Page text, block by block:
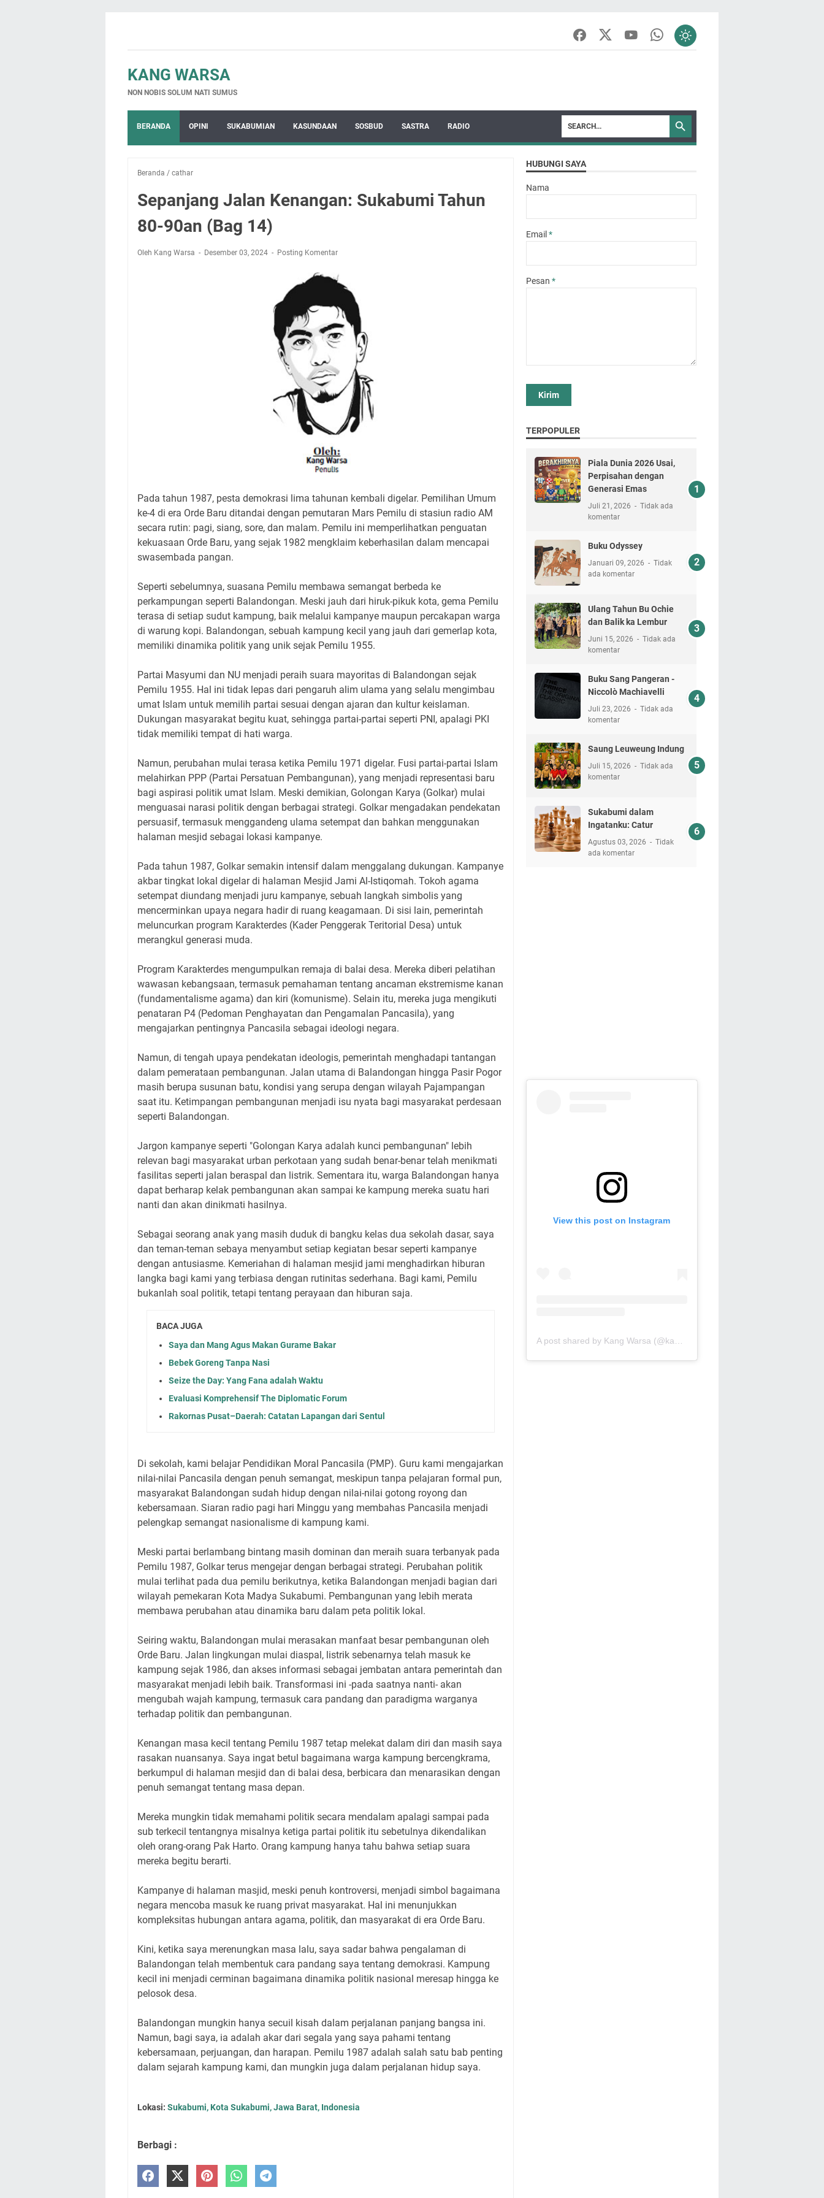
KANG WARSA
NON NOBIS SOLUM NATI SUMUS
BERANDA OPINI SUKABUMIAN KASUNDAAN SOSBUD SASTRA RADIO
Beranda / cathar
Sepanjang Jalan Kenangan: Sukabumi Tahun
80-90an (Bag 14)
Oleh Kang Warsa Desember 03, 2024 Posting Komentar
Pada tahun 1987, pesta demokrasi lima tahunan kembali digelar. Pemilihan Umum
ke-4 di era Orde Baru ditandai dengan pemutaran Mars Pemilu di stasiun radio AM
secara rutin: pagi, siang, sore, dan malam. Pemilu ini memperlihatkan penguatan
kekuasaan Orde Baru, yang sejak 1982 mengklaim keberhasilan dalam mencapai
swasembada pangan.
Seperti sebelumnya, suasana Pemilu membawa semangat berbeda ke
perkampungan seperti Balandongan. Meski jauh dari hiruk-pikuk kota, gema Pemilu
terasa di setiap sudut kampung, baik melalui kampanye maupun percakapan warga
di warung kopi. Balandongan, sebuah kampung kecil yang jauh dari gemerlap kota,
memiliki dinamika politik yang unik sejak Pemilu 1955.
Partai Masyumi dan NU menjadi peraih suara mayoritas di Balandongan sejak
Pemilu 1955. Hal ini tidak lepas dari pengaruh alim ulama yang selalu mengimbau
umat Islam untuk memilih partai sesuai dengan ajaran dan kultur keislaman.
Dukungan masyarakat begitu kuat, sehingga partai-partai seperti PNI, apalagi PKI
tidak memiliki tempat di hati warga.
Namun, perubahan mulai terasa ketika Pemilu 1971 digelar. Fusi partai-partai Islam
melahirkan PPP (Partai Persatuan Pembangunan), yang menjadi representasi baru
bagi aspirasi politik umat Islam. Meski demikian, Golongan Karya (Golkar) mulai
menguasai narasi politik dengan berbagai strategi. Golkar mengadakan pendekatan
persuasif, termasuk menggandeng ulama setempat dan bahkan menggunakan
halaman mesjid sebagai lokasi kampanye.
Pada tahun 1987, Golkar semakin intensif dalam menggalang dukungan. Kampanye
akbar tingkat lokal digelar di halaman Mesjid Jami Al-Istiqomah. Tokoh agama
setempat diundang menjadi juru kampanye, sebuah langkah simbolis yang
mencerminkan upaya negara hadir di ruang keagamaan. Di sisi lain, pemerintah
meluncurkan program Karakterdes (Kader Penggerak Teritorial Desa) untuk
merangkul generasi muda.
Program Karakterdes mengumpulkan remaja di balai desa. Mereka diberi pelatihan
wawasan kebangsaan, termasuk pemahaman tentang ancaman ekstremisme kanan
(fundamentalisme agama) dan kiri (komunisme). Selain itu, mereka juga mengikuti
penataran P4 (Pedoman Penghayatan dan Pengamalan Pancasila), yang
mengajarkan pentingnya Pancasila sebagai ideologi negara.
Namun, di tengah upaya pendekatan ideologis, pemerintah menghadapi tantangan
dalam pemerataan pembangunan. Jalan utama di Balandongan hingga Pasir Pogor
masih berupa susunan batu, kondisi yang serupa dengan wilayah Pajampangan
saat itu. Ketimpangan pembangunan menjadi isu nyata bagi masyarakat perdesaan
seperti Balandongan.
Jargon kampanye seperti "Golongan Karya adalah kunci pembangunan" lebih
relevan bagi masyarakat urban perkotaan yang sudah benar-benar telah menikmati
fasilitas seperti jalan beraspal dan listrik. Sementara itu, warga Balandongan hanya
dapat berharap kelak pembangunan akan sampai ke kampung mereka suatu hari
nanti dan akan dinikmati hasilnya.
Sebagai seorang anak yang masih duduk di bangku kelas dua sekolah dasar, saya
dan teman-teman sebaya menyambut setiap kegiatan besar seperti kampanye
dengan antusiasme. Kemeriahan di halaman mesjid jami menghadirkan hiburan
langka bagi kami yang terbiasa dengan rutinitas sederhana. Bagi kami, Pemilu
bukanlah soal politik, tetapi tentang perayaan dan hiburan saja.
BACA JUGA
Saya dan Mang Agus Makan Gurame Bakar
Bebek Goreng Tanpa Nasi
Seize the Day: Yang Fana adalah Waktu
Evaluasi Komprehensif The Diplomatic Forum
Rakornas Pusat–Daerah: Catatan Lapangan dari Sentul
Di sekolah, kami belajar Pendidikan Moral Pancasila (PMP). Guru kami mengajarkan
nilai-nilai Pancasila dengan penuh semangat, meskipun tanpa pelajaran formal pun,
masyarakat Balandongan sudah hidup dengan nilai-nilai gotong royong dan
kebersamaan. Siaran radio pagi hari Minggu yang membahas Pancasila menjadi
pelengkap semangat nasionalisme di kampung kami.
Meski partai berlambang bintang masih dominan dan meraih suara terbanyak pada
Pemilu 1987, Golkar terus mengejar dengan berbagai strategi. Perubahan politik
mulai terlihat pada dua pemilu berikutnya, ketika Balandongan menjadi bagian dari
wilayah pemekaran Kota Madya Sukabumi. Pembangunan yang lebih merata
membawa perubahan atau dinamika baru dalam peta politik lokal.
Seiring waktu, Balandongan mulai merasakan manfaat besar pembangunan oleh
Orde Baru. Jalan lingkungan mulai diaspal, listrik sebenarnya telah masuk ke
kampung sejak 1986, dan akses informasi sebagai jembatan antara pemerintah dan
masyarakat menjadi lebih baik. Transformasi ini -pada saatnya nanti- akan
mengubah wajah kampung, termasuk cara pandang dan paradigma warganya
terhadap politik dan pembangunan.
Kenangan masa kecil tentang Pemilu 1987 tetap melekat dalam diri dan masih saya
rasakan nuansanya. Saya ingat betul bagaimana warga kampung bercengkrama,
berkumpul di halaman mesjid dan di balai desa, berbicara dan menarasikan dengan
penuh semangat tentang masa depan.
Mereka mungkin tidak memahami politik secara mendalam apalagi sampai pada
sub terkecil tentangnya misalnya ketiga partai politik itu sebetulnya dikendalikan
oleh orang-orang Pak Harto. Orang kampung hanya tahu bahwa setiap suara
mereka begitu berarti.
Kampanye di halaman masjid, meski penuh kontroversi, menjadi simbol bagaimana
negara mencoba masuk ke ruang privat masyarakat. Hal ini menunjukkan
kompleksitas hubungan antara agama, politik, dan masyarakat di era Orde Baru.
Kini, ketika saya merenungkan masa lalu, saya sadar bahwa pengalaman di
Balandongan telah membentuk cara pandang saya tentang demokrasi. Kampung
kecil ini menjadi cerminan bagaimana dinamika politik nasional meresap hingga ke
pelosok desa.
Balandongan mungkin hanya secuil kisah dalam perjalanan panjang bangsa ini.
Namun, bagi saya, ia adalah akar dari segala yang saya pahami tentang
kebersamaan, perjuangan, dan harapan. Pemilu 1987 adalah salah satu bab penting
dalam sejarah kampung kami, dan mungkin juga dalam perjalanan hidup saya.
Lokasi: Sukabumi, Kota Sukabumi, Jawa Barat, Indonesia
Berbagi :
HUBUNGI SAYA
Nama
Email *
Pesan *
TERPOPULER
Piala Dunia 2026 Usai,
Perpisahan dengan
Generasi Emas
Juli 21, 2026
Tidak ada
komentar
Buku Odyssey
Januari 09, 2026
Tidak
ada komentar
Ulang Tahun Bu Ochie
dan Balik ka Lembur
Juni 15, 2026
Tidak ada
komentar
Buku Sang Pangeran -
Niccolò Machiavelli
Juli 23, 2026
Tidak ada
komentar
Saung Leuweung Indung
Juli 15, 2026
Tidak ada
komentar
Sukabumi dalam
Ingatanku: Catur
Agustus 03, 2026
Tidak
ada komentar
View this post on Instagram